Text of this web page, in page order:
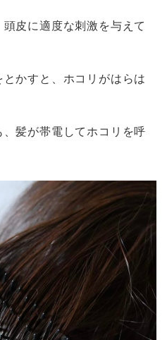
皮に適度な刺激を与えて
かすと、ホコリがはらは
髪が帯電してホコリを呼